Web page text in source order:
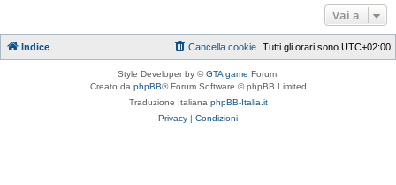
Vai a
Indice Tutti gli orari sono UTC+02:00
Cancella cookie
Style Developer by ©GTA game Forum.
Creato da phpBB® Forum Software © phpBB Limited
Traduzione Italiana phpBB-Italia.it
Privacy | Condizioni